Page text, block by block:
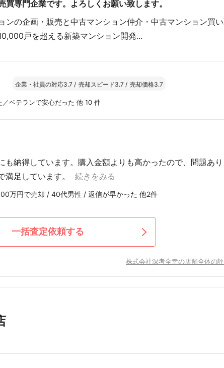
買専門企業です。よろしくお願い致します。
ンの企画・販売と中古マンション仲介・中古マンション買
戸を超える新築マンション開発...
企業・社員の対応3.7 / 売却スピード3.7 / 売却価格3.7
ベテランで安心だった 他 10 件
も納得しています。購入金額よりも高かったので、問題あ
足しています。
続きをみる
万円で売却 / 40代男性 / 返信が早かった 他2件
一括査定依頼する
株式会社深考全幸の店舗全体の